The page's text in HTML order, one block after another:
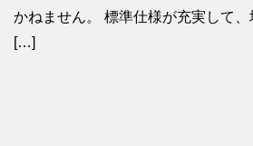
かねません。 標準仕様が充実して
[…]